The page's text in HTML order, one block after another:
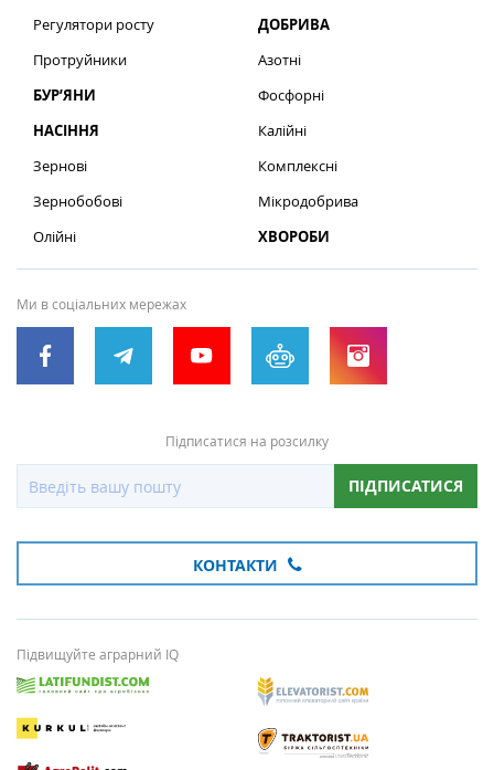
Регулятори росту
Протруйники
БУР’ЯНИ
НАСІННЯ
Зернові
Зернобобові
Олійні
ДОБРИВА
Азотні
Фосфорні
Калійні
Комплексні
Мікродобрива
ХВОРОБИ
Ми в соціальних мережах
Підписатися на розсилку
ПІДПИСАТИСЯ
КОНТАКТИ
Підвищуйте аграрний IQ